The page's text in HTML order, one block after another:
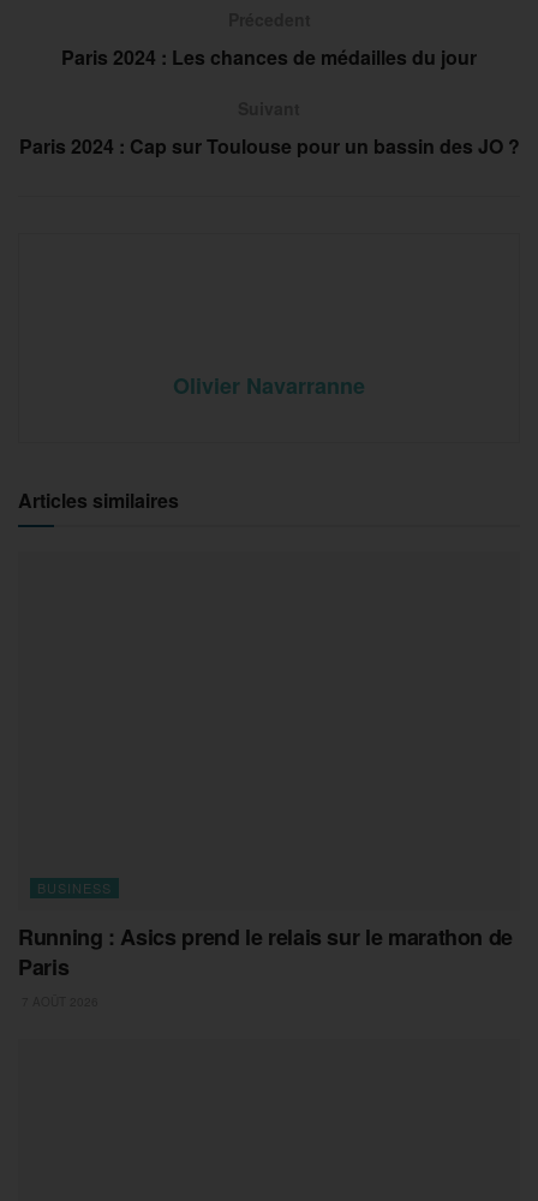
Paris 2024 : Les chances de médailles du jour
Paris 2024 : Cap sur Toulouse pour un bassin des JO ?
Olivier Navarranne
Articles similaires
BUSINESS
Running : Asics prend le relais sur le marathon de
Paris